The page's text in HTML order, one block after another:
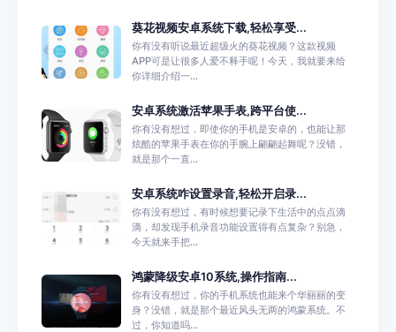
葵花视频安卓系统下载,轻松享受...
你有没有听说最近超级火的葵花视频？这款视频
APP可是让很多人爱不释手呢！今天，我就要来给
你详细介绍一...
安卓系统激活苹果手表,跨平台使...
你有没有想过，即使你的手机是安卓的，也能让那
炫酷的苹果手表在你的手腕上翩翩起舞呢？没错，
就是那个一直...
安卓系统咋设置录音,轻松开启录...
你有没有想过，有时候想要记录下生活中的点点滴
滴，却发现手机录音功能设置得有点复杂？别急，
今天就来手把...
鸿蒙降级安卓10系统,操作指南...
你有没有想过，你的手机系统也能来个华丽丽的变
身？没错，就是那个最近风头无两的鸿蒙系统。不
过，你知道吗...